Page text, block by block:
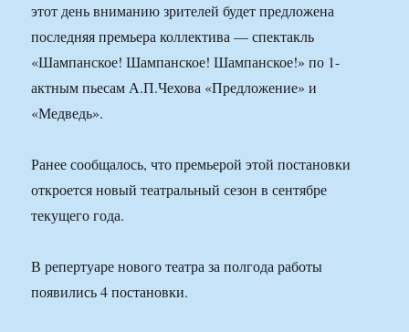
этот день вниманию зрителей будет предложена
последняя премьера коллектива — спектакль
«Шампанское! Шампанское! Шампанское!» по 1-
актным пьесам А.П.Чехова «Предложение» и
«Медведь».
Ранее сообщалось, что премьерой этой постановки
откроется новый театральный сезон в сентябре
текущего года.
В репертуаре нового театра за полгода работы
появились 4 постановки.